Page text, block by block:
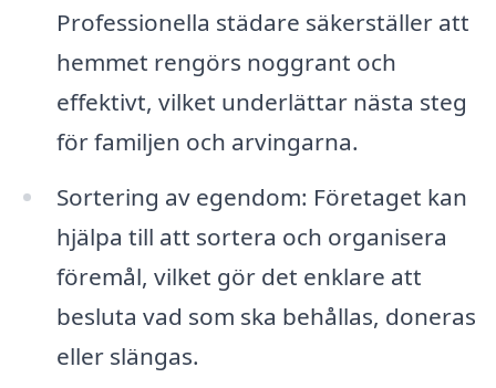
Professionella städare säkerställer att
hemmet rengörs noggrant och
effektivt, vilket underlättar nästa steg
för familjen och arvingarna.
Sortering av egendom: Företaget kan
hjälpa till att sortera och organisera
föremål, vilket gör det enklare att
besluta vad som ska behållas, doneras
eller slängas.